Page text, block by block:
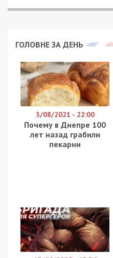
Опівночі
Дніпровським
повідомляє49000з
Дніпропетровської ОВА
камікадзе. Потім
обстріляли з важкої
Пошкоджена лінія
постраждали.